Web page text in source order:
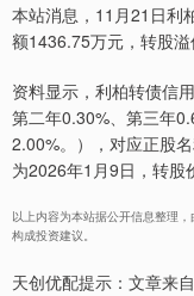
本站消息，11月21日利
额1436.75万元，转股溢
资料显示，利柏转债信
第二年0.30%、第三年
2.00%。），对应正股
为2026年1月9日，转股
以上内容为本站据公开信息整理
构成投资建议。
天创优配提示：文章来